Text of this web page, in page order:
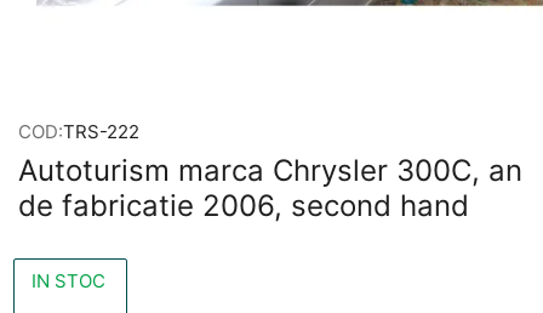
COD:TRS-222
Autoturism marca Chrysler 300C, an
de fabricatie 2006, second hand
IN STOC